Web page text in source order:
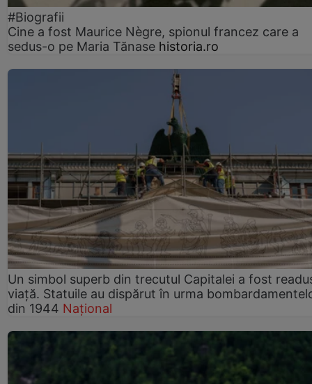
#Biografii
Cine a fost Maurice Nègre, spionul francez care a
sedus-o pe Maria Tănase historia.ro
Un simbol superb din trecutul Capitalei a fost
viață. Statuile au dispărut în urma
din 1944 Național